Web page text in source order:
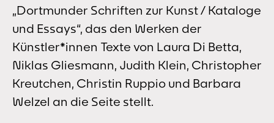
„Dortmunder Schriften zur Kunst / Kataloge
und Essays“, das den Werken der
Künstler*innen Texte von Laura Di Betta,
Niklas Gliesmann, Judith Klein, Christopher
Kreutchen, Christin Ruppio und Barbara
Welzel an die Seite stellt.